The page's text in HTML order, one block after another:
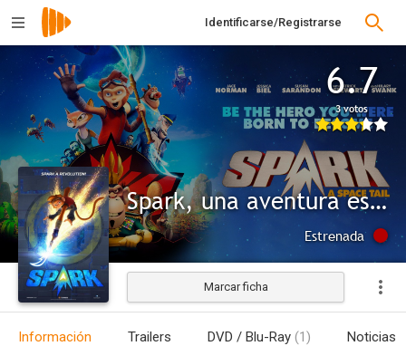
Identificarse/Registrarse
6.7
3 votos
Spark, una aventura espacial
Estrenada
Marcar ficha
Información Trailers DVD / Blu-Ray (1) Noticias